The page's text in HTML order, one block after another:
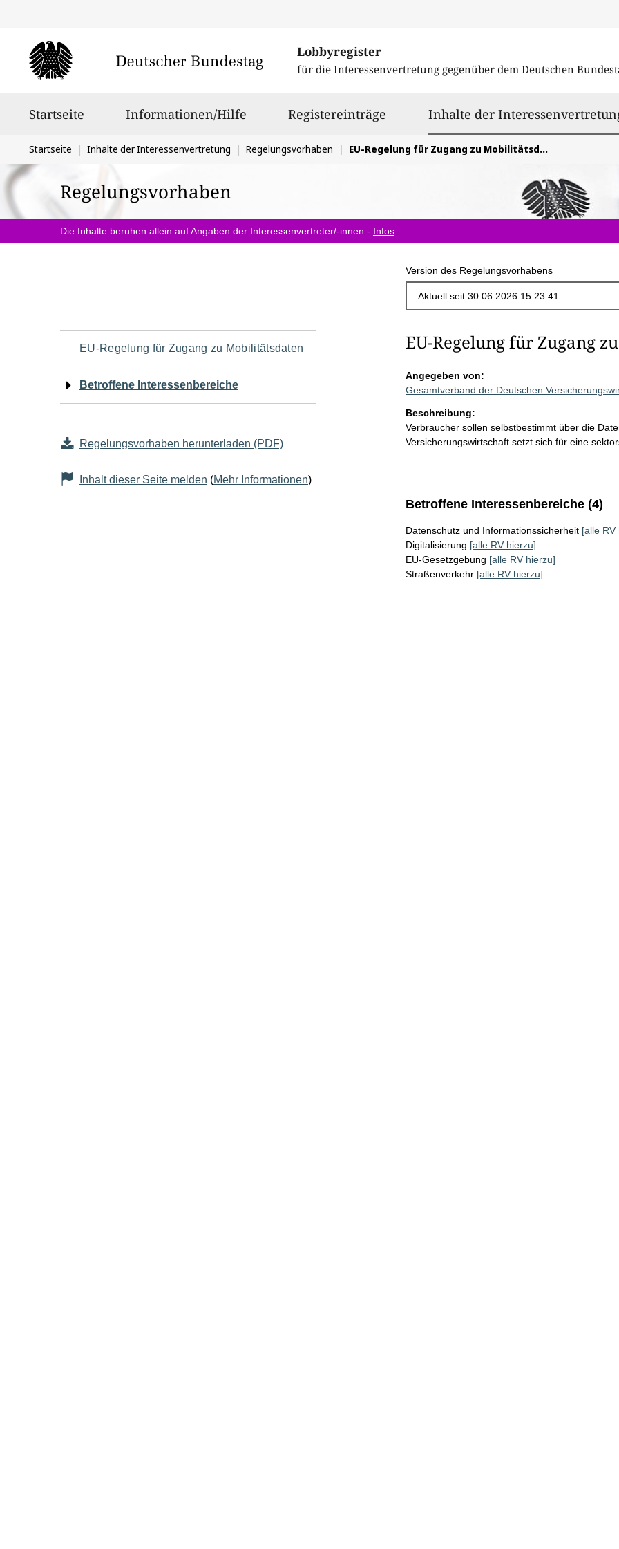
Lobbyregister
für die Interessenvertretung gegenüber dem Deutschen
Startseite Informationen/Hilfe Registereinträge Inhalte der
Sie
befinden
sich
hier:
Startseite Inhalte der Interessenvertretung Regelungsvorhaben EU-Regelung für Zugang zu Mobilitätsdaten
Regelungsvorhaben
Die Inhalte beruhen allein auf Angaben der Interessenvertreter/-innen - Infos
Version des Regelungsvorhabens
Navigation
für
Seiteninhalt
EU-Regelung für Zugang zu Mobilitätsdaten
Betroffene Interessenbereiche
Regelungsvorhaben herunterladen (PDF)
Inhalt dieser Seite melden (Mehr Informationen)
EU-Regelung für Zugang
Angegeben von:
Gesamtverband der Deutschen
Beschreibung:
Verbraucher sollen selbstbestimmt über die
Versicherungswirtschaft setzt sich für eine
Betroffene Interessenbereiche (4)
Datenschutz und Informationssicherheit [alle RV
Digitalisierung [alle RV hierzu]
EU-Gesetzgebung [alle RV hierzu]
Straßenverkehr [alle RV hierzu]